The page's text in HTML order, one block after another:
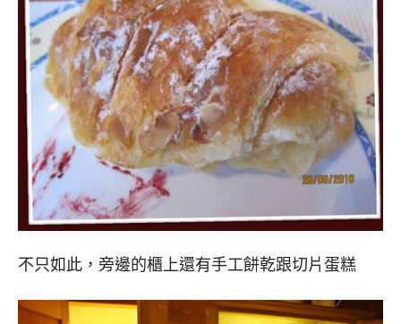
不只如此，旁邊的櫃上還有手工餅乾跟切片蛋糕